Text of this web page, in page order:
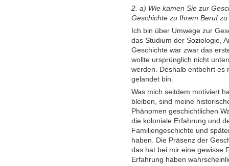
2. a) Wie kamen Sie zur
Geschichte zu Ihrem Beruf
Ich bin über Umwege zur
das Studium der Soziologie,
Geschichte war zwar das
wollte ursprünglich nicht
werden. Deshalb entbehrt es
gelandet bin.
Was mich seitdem motiviert
bleiben, sind meine
Phänomen geschichtlichen
die koloniale Erfahrung und
Familiengeschichte und
haben. Die Präsenz der
das hat bei mir eine gewisse
Erfahrung haben